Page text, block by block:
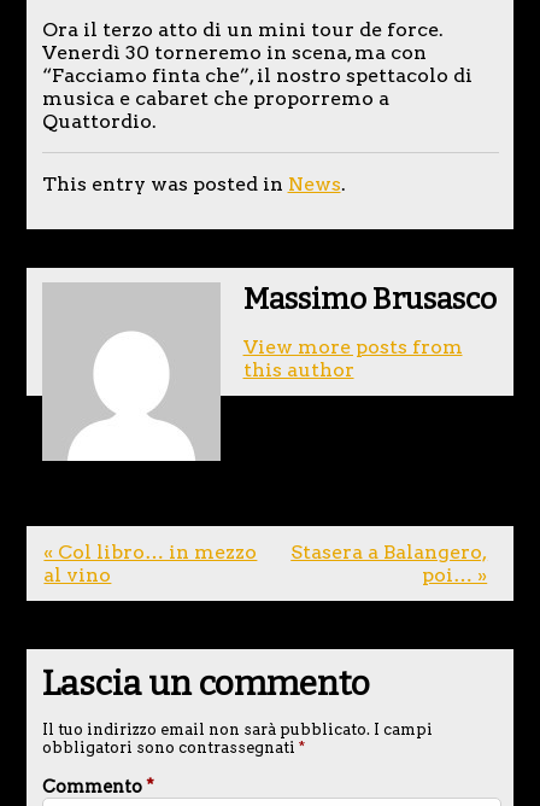
Ora il terzo atto di un mini tour de force.
Venerdì 30 torneremo in scena, ma con
“Facciamo finta che”, il nostro spettacolo di
musica e cabaret che proporremo a
Quattordio.
This entry was posted in News.
Massimo Brusasco
View more posts from
this author
« Col libro… in mezzo
al vino
Stasera a Balangero,
poi… »
Lascia un commento
Il tuo indirizzo email non sarà pubblicato. I campi
obbligatori sono contrassegnati *
Commento*